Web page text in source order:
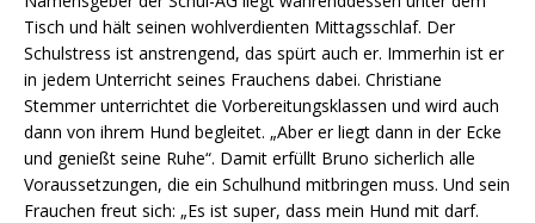
Tisch und hält seinen wohlverdienten Mittagsschlaf. Der
Schulstress ist anstrengend, das spürt auch er. Immerhin ist er
in jedem Unterricht seines Frauchens dabei. Christiane
Stemmer unterrichtet die Vorbereitungsklassen und wird auch
dann von ihrem Hund begleitet. „Aber er liegt dann in der Ecke
und genießt seine Ruhe“. Damit erfüllt Bruno sicherlich alle
Voraussetzungen, die ein Schulhund mitbringen muss. Und sein
Frauchen freut sich: „Es ist super, dass mein Hund mit darf.